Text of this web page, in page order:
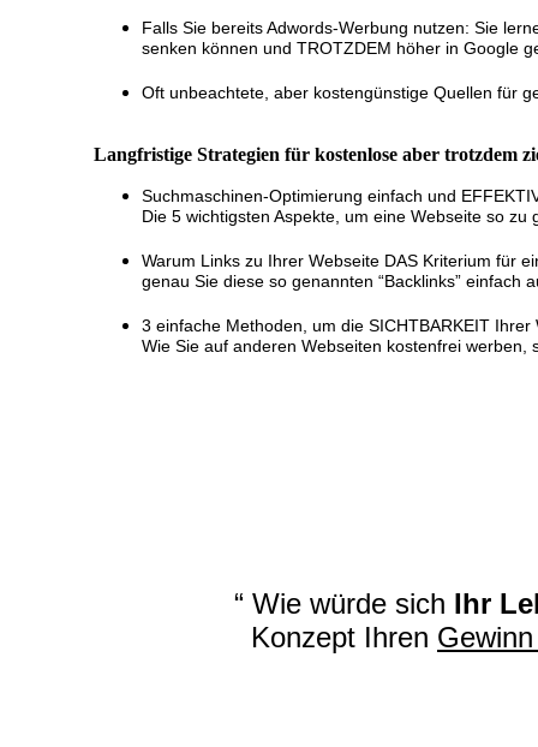
Falls Sie bereits Adwords-Werbung nutzen: Sie
senken können und TROTZDEM höher in Google
Oft unbeachtete, aber kostengünstige Quellen für
Langfristige Strategien für kostenlose aber trotzdem
Suchmaschinen-Optimierung einfach und
Die 5 wichtigsten Aspekte, um eine Webseite so
Warum Links zu Ihrer Webseite DAS Kriterium für
genau Sie diese so genannten “Backlinks” einfach
3 einfache Methoden, um die SICHTBARKEIT
Wie Sie auf anderen Webseiten kostenfrei
“ Wie würde sich Ihr
Konzept Ihren